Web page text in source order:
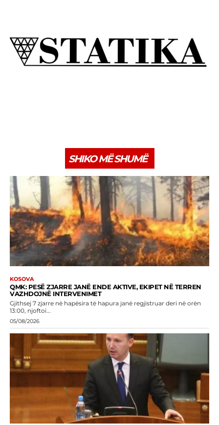
SHIKO MË SHUMË
KOSOVA
QMK: PESË ZJARRE JANË ENDE AKTIVE, EKIPET NË TERREN
VAZHDOJNË INTERVENIMET
Gjithsej 7 zjarre në hapësira të hapura janë regjistruar deri në orën
13:00, njoftoi...
05/08/2026